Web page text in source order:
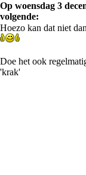
Op woensdag 3
volgende:
Hoezo kan dat niet
Doe het ook
'krak'